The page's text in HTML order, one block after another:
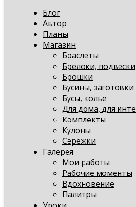
Блог
Автор
Планы
Магазин
Браслеты
Брелоки, подвески
Брошки
Бусины, заготовки
Бусы, колье
Для дома, для
Комплекты
Кулоны
Серёжки
Галерея
Мои работы
Рабочие моменты
Вдохновение
Палитры